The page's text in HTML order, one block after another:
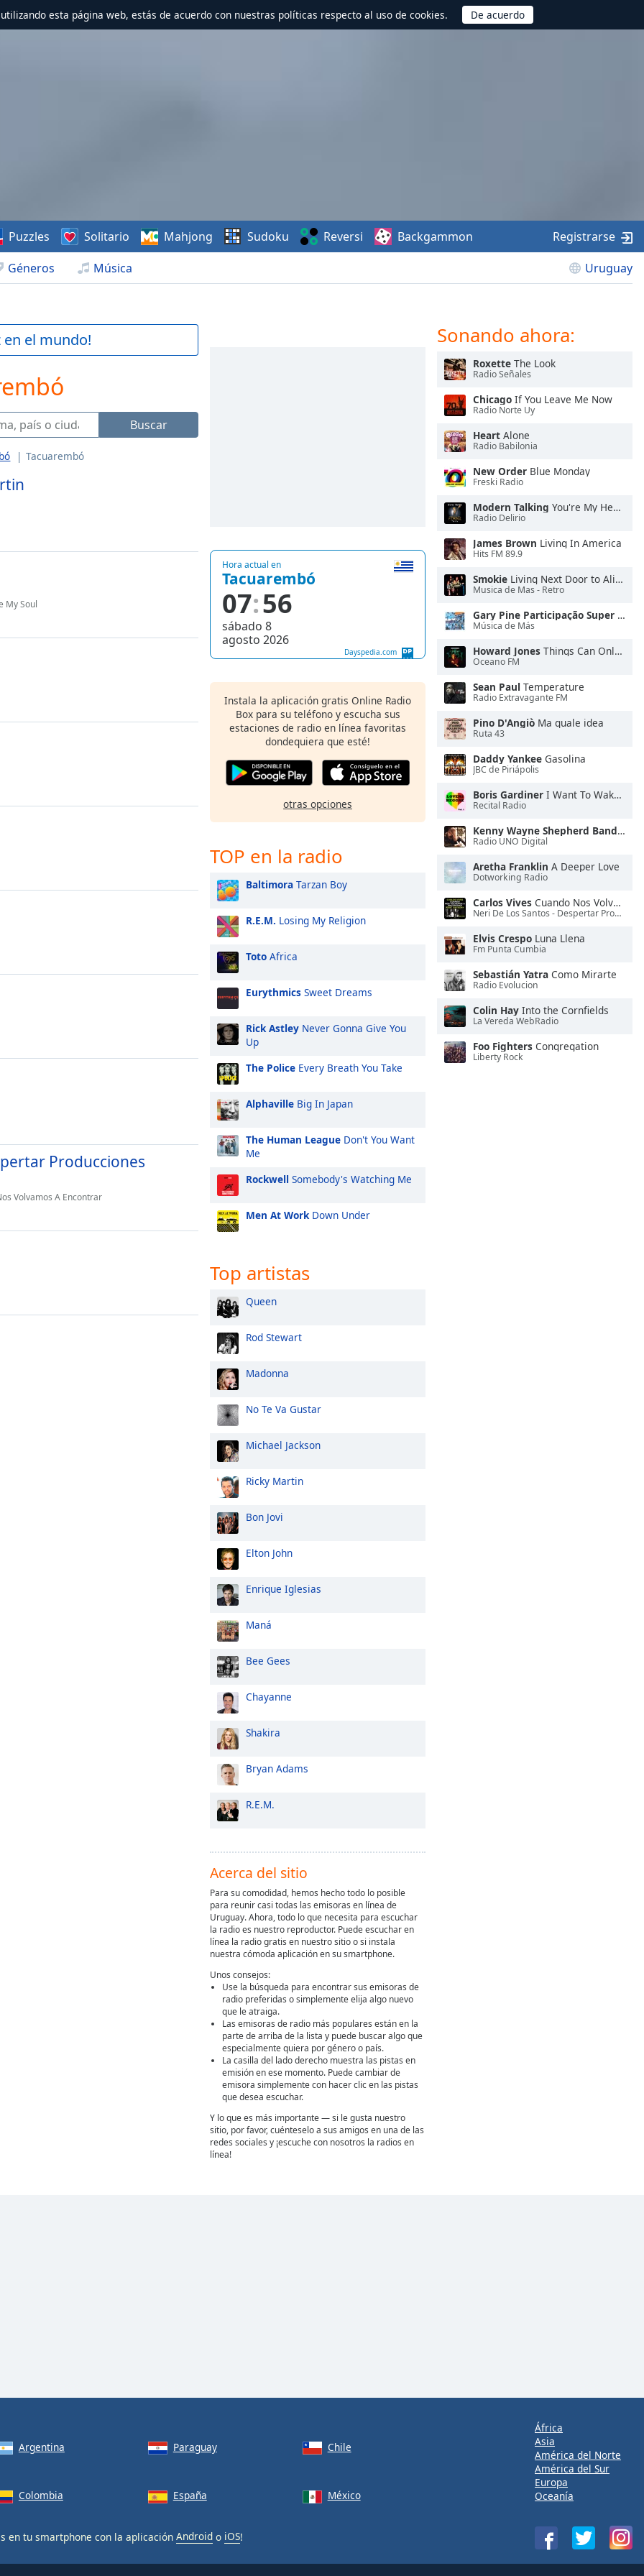
esta página web, estás de acuerdo con nuestras políticas respecto al uso de cookies.
Géneros Música Uruguay
Puzzles Solitario Mahjong Sudoku Reversi Backgammon Registrarse
en el mundo!
Buscar
Tacuarembó
My Soul
Producciones
Volvamos A Encontrar
Hora actual en
Tacuarembó
07 56
sábado 8
agosto 2026
Dayspedia.com
Instala la aplicación gratis Online Radio
Box para su teléfono y escucha sus
estaciones de radio en línea favoritas
dondequiera que esté!
otras opciones
TOP en la radio
Baltimora Tarzan Boy
R.E.M. Losing My Religion
Toto Africa
Eurythmics Sweet Dreams
Rick Astley Never Gonna Give You
Up
The Police Every Breath You Take
Alphaville Big In Japan
The Human League Don't You Want
Me
Rockwell Somebody's Watching Me
Men At WorkDown Under
Top artistas
Queen
Rod Stewart
Madonna
No Te Va Gustar
Michael Jackson
Ricky Martin
Bon Jovi
Elton John
Enrique Iglesias
Maná
Bee Gees
Chayanne
Shakira
Bryan Adams
R.E.M.
Acerca del sitio
Para su comodidad, hemos hecho todo lo posible
para reunir casi todas las emisoras en línea de
Uruguay. Ahora, todo lo que necesita para escuchar
la radio es nuestro reproductor. Puede escuchar en
línea la radio gratis en nuestro sitio o si instala
nuestra cómoda aplicación en su smartphone.
Unos consejos:
Use la búsqueda para encontrar sus emisoras de
radio preferidas o simplemente elija algo nuevo
que le atraiga.
Las emisoras de radio más populares están en la
parte de arriba de la lista y puede buscar algo que
especialmente quiera por género o país.
La casilla del lado derecho muestra las pistas en
emisión en ese momento. Puede cambiar de
emisora simplemente con hacer clic en las pistas
que desea escuchar.
Y lo que es más importante — si le gusta nuestro
sitio, por favor, cuénteselo a sus amigos en una de las
redes sociales y ¡escuche con nosotros la radios en
línea!
Sonando ahora:
Roxette The Look
Radio Señales
Chicago If You Leave Me Now
Radio Norte Uy
Heart Alone
Radio Babilonia
New Order Blue Monday
Freski Radio
Modern Talking You're My Heart, You're My Soul
Radio Delirio
James Brown Living In America
Hits FM 89.9
Smokie Living Next Door to Alice
Musica de Mas - Retro
Gary Pine Participação Super Dragões
Música de Más
Howard Jones Things Can Only Get Better
Oceano FM
Sean Paul Temperature
Radio Extravagante FM
Pino D'Angiò Ma quale idea
Ruta 43
Daddy Yankee Gasolina
JBC de Piriápolis
Boris Gardiner I Want To Wake Up With You
Recital Radio
Kenny Wayne Shepherd Band
Blue
Radio UNO Digital
Aretha Franklin A Deeper Love
Dotworking Radio
Carlos Vives Cuando Nos Volvamos a Encontrar (feat. Marc Anthony)
Neri De Los Santos - Despertar Producciones
Elvis Crespo Luna Llena
Fm Punta Cumbia
Sebastián Yatra Como Mirarte
Radio Evolucion
Colin Hay Into the Cornfields
La Vereda WebRadio
Foo Fighters Congregation
Liberty Rock
Argentina Paraguay Chile
Colombia España México
en tu smartphone con la aplicación Android o iOS!
África
Asia
América del Norte
América del Sur
Europa
Oceanía